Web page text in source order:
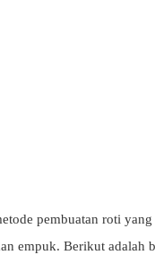
pembuatan roti
empuk. Berikut adalah